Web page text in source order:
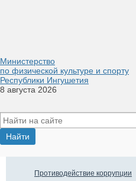
Министерство
по физической культуре и спорту
Республики Ингушетия
8 августа 2026
Противодействие коррупции